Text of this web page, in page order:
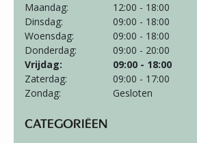
Maandag:
12:00 - 18:00
Dinsdag:
09:00 - 18:00
Woensdag:
09:00 - 18:00
Donderdag:
09:00 - 20:00
Vrijdag:
09:00 - 18:00
Zaterdag:
09:00 - 17:00
Zondag:
Gesloten
CATEGORIËEN